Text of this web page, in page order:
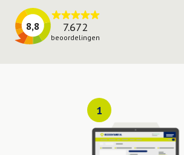
8,8 7.672
beoordelingen
1